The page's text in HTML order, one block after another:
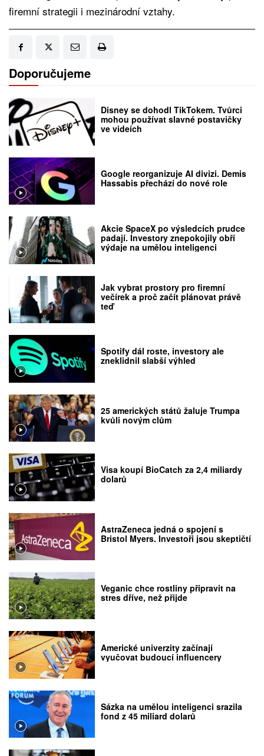
firemní strategii i mezinárodní vztahy.
Doporučujeme
Disney se dohodl TikTokem. Tvůrci
mohou používat slavné postavičky
ve videích
Google reorganizuje AI divizi. Demis
Hassabis přechází do nové role
Akcie SpaceX po výsledcích prudce
padají. Investory znepokojily obří
výdaje na umělou inteligenci
Jak vybrat prostory pro firemní
večírek a proč začít plánovat právě
teď
Spotify dál roste, investory ale
zneklidnil slabší výhled
25 amerických států žaluje Trumpa
kvůli novým clům
Visa koupí BioCatch za 2,4 miliardy
dolarů
AstraZeneca jedná o spojení s
Bristol Myers. Investoři jsou skeptičtí
Veganic chce rostliny připravit na
stres dříve, než přijde
Americké univerzity začínají
vyučovat budoucí influencery
Sázka na umělou inteligenci srazila
fond z 45 miliard dolarů